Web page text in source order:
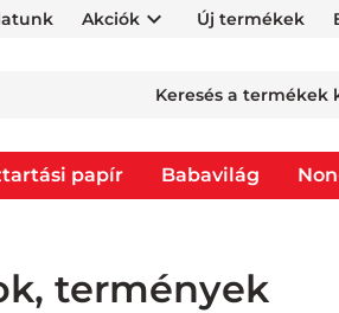
Akciók Új termékek
papír Babavilág
termények